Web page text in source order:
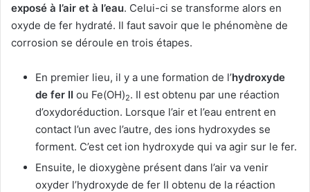
exposé à l’air et à l’eau. Celui-ci se transforme alors en
oxyde de fer hydraté. Il faut savoir que le phénomène de
corrosion se déroule en trois étapes.
En premier lieu, il y a une formation de l’hydroxyde
de fer II ou Fe(OH)2. Il est obtenu par une réaction
d’oxydoréduction. Lorsque l’air et l’eau entrent en
contact l’un avec l’autre, des ions hydroxydes se
forment. C’est cet ion hydroxyde qui va agir sur le fer.
Ensuite, le dioxygène présent dans l’air va venir
oxyder l’hydroxyde de fer II obtenu de la réaction